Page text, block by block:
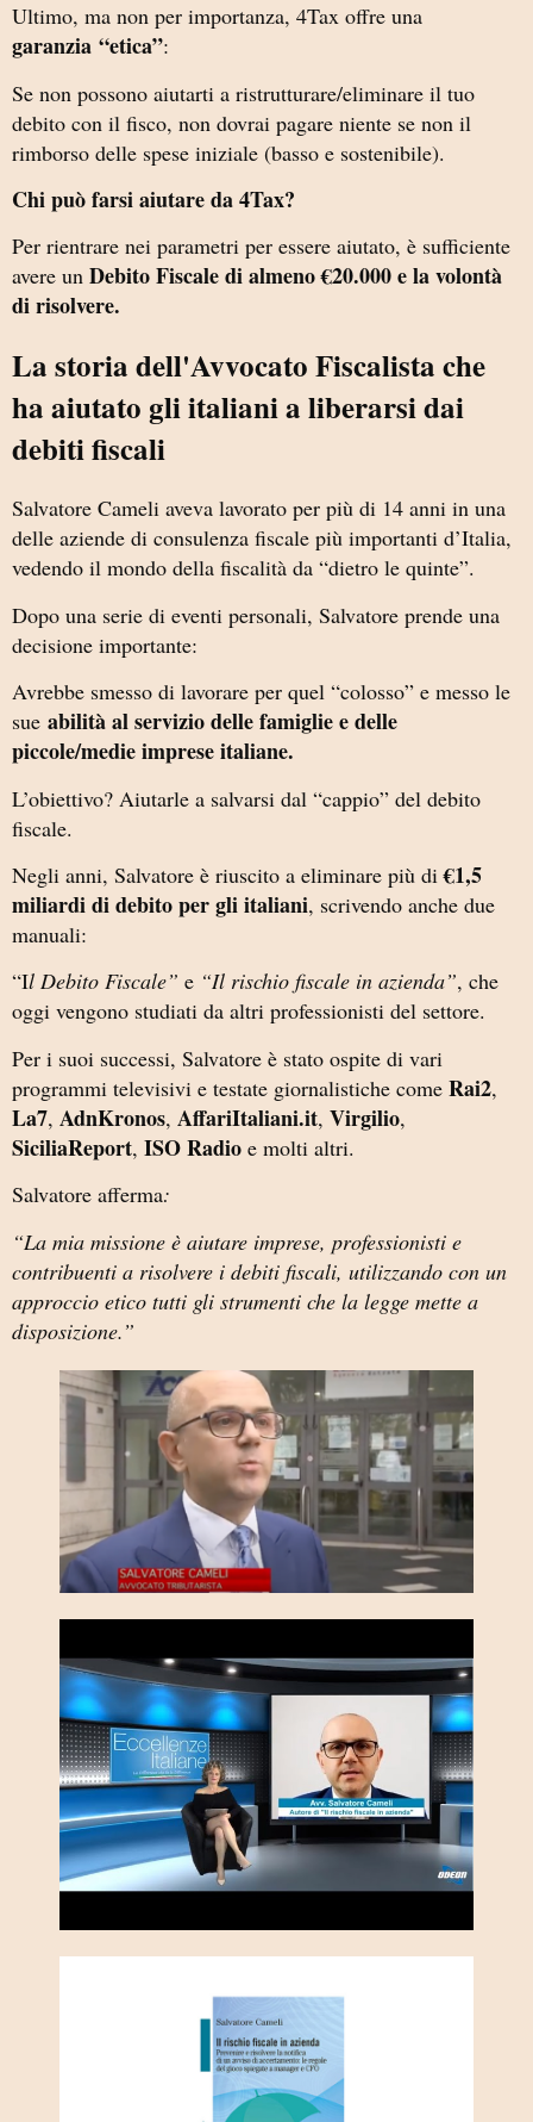
Ultimo, ma non per importanza, 4Tax offre una
garanzia “etica”:
Se non possono aiutarti a ristrutturare/eliminare il tuo
debito con il fisco, non dovrai pagare niente se non il
rimborso delle spese iniziale (basso e sostenibile).
Chi può farsi aiutare da 4Tax?
Per rientrare nei parametri per essere aiutato, è sufficiente
avere un Debito Fiscale di almeno €20.000 e la volontà
di risolvere.
La storia dell'Avvocato Fiscalista che
ha aiutato gli italiani a liberarsi dai
debiti fiscali
Salvatore Cameli aveva lavorato per più di 14 anni in una
delle aziende di consulenza fiscale più importanti d’Italia,
vedendo il mondo della fiscalità da “dietro le quinte”.
Dopo una serie di eventi personali, Salvatore prende una
decisione importante:
Avrebbe smesso di lavorare per quel “colosso” e messo le
sue abilità al servizio delle famiglie e delle
piccole/medie imprese italiane.
L’obiettivo? Aiutarle a salvarsi dal “cappio” del debito
fiscale.
Negli anni, Salvatore è riuscito a eliminare più di€1,5
miliardi di debito per gli italiani, scrivendo anche due
manuali:
“Il Debito Fiscale” e “Il rischio fiscale in azienda”, che
oggi vengono studiati da altri professionisti del settore.
Per i suoi successi, Salvatore è stato ospite di vari
programmi televisivi e testate giornalistiche come Rai2,
La7, AdnKronos, AffariItaliani.it, Virgilio,
SiciliaReport, ISO Radio e molti altri.
Salvatore afferma:
“La mia missione è aiutare imprese, professionisti e
contribuenti a risolvere i debiti fiscali, utilizzando con un
approccio etico tutti gli strumenti che la legge mette a
disposizione.”